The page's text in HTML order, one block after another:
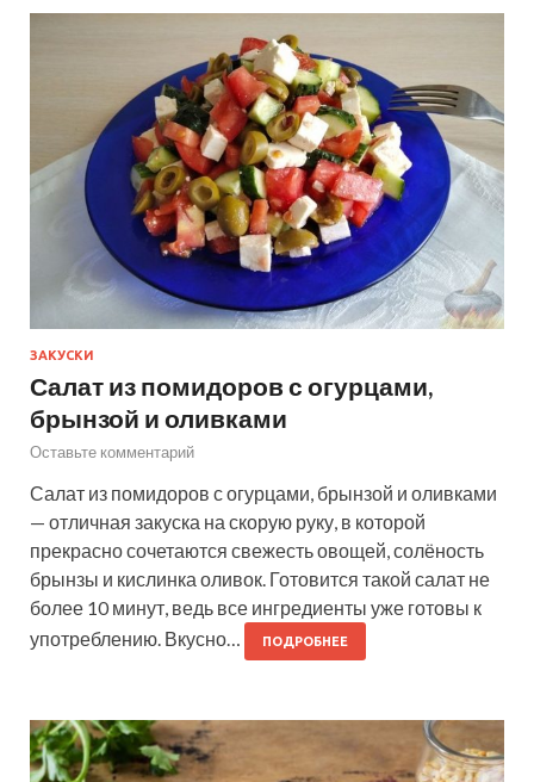
ЗАКУСКИ
Салат из помидоров с огурцами,
брынзой и оливками
Оставьте комментарий
Салат из помидоров с огурцами, брынзой и оливками
— отличная закуска на скорую руку, в которой
прекрасно сочетаются свежесть овощей, солёность
брынзы и кислинка оливок. Готовится такой салат не
более 10 минут, ведь все ингредиенты уже готовы к
употреблению. Вкусно…
ПОДРОБНЕЕ